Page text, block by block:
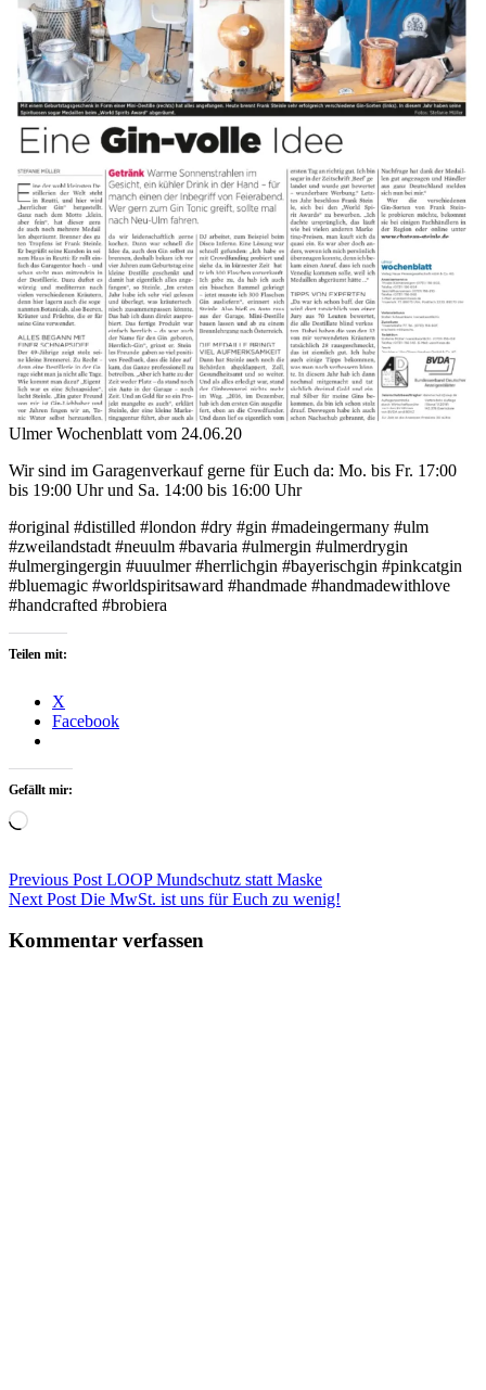
Ulmer Wochenblatt vom 24.06.20
Wir sind im Garagenverkauf gerne für Euch da: Mo. bis Fr. 17:00
bis 19:00 Uhr und Sa. 14:00 bis 16:00 Uhr
#original #distilled #london #dry #gin #madeingermany #ulm
#zweilandstadt #neuulm #bavaria #ulmergin #ulmerdrygin
#ulmergingergin #uuulmer #herrlichgin #bayerischgin #pinkcatgin
#bluemagic #worldspiritsaward #handmade #handmadewithlove
#handcrafted #brobiera
Teilen mit:
X
Facebook
Gefällt mir:
Wird
Beitragsnavigation
Previous Post LOOP Mundschutz statt Maske
Next Post Die MwSt. ist uns für Euch zu wenig!
Kommentar verfassen